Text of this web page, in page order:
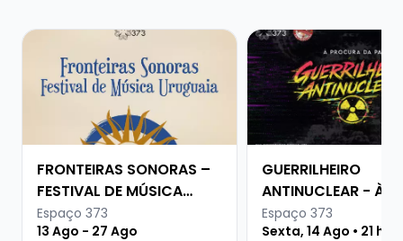
Veja mais sobre FRONTEIRAS SONORAS – FESTIVAL
FRONTEIRAS SONORAS –
FESTIVAL DE MÚSICA
URUGUAIA
Espaço 373
13 Ago - 27 Ago
Veja mais sobre
GUERRILHEIRO
ANTINUCLEAR - À
PROCURA DA PAZ
Espaço 373
Sexta, 14 Ago • 21